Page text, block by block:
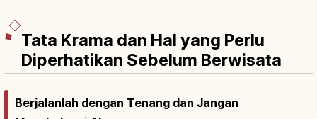
Tata Krama dan Hal yang Perlu
Diperhatikan Sebelum Berwisata
Berjalanlah dengan Tenang dan Jangan